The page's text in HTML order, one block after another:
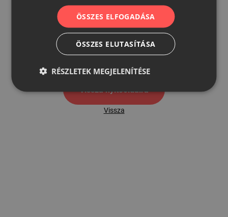
500
Vissza nyítóoldalra
Vissza
ÖSSZES ELFOGADÁSA
ÖSSZES ELUTASÍTÁSA
RÉSZLETEK MEGJELENÍTÉSE